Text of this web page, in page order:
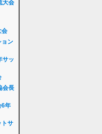
大会
会
ョン
サッ
会長
6年
トサ